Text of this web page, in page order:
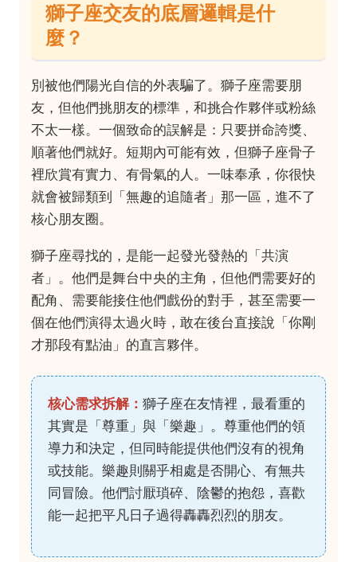
獅子座交友的底層邏輯是什
麼？
別被他們陽光自信的外表騙了。獅子座需要朋
友，但他們挑朋友的標準，和挑合作夥伴或粉絲
不太一樣。一個致命的誤解是：只要拼命誇獎、
順著他們就好。短期內可能有效，但獅子座骨子
裡欣賞有實力、有骨氣的人。一味奉承，你很快
就會被歸類到「無趣的追隨者」那一區，進不了
核心朋友圈。
獅子座尋找的，是能一起發光發熱的「共演
者」。他們是舞台中央的主角，但他們需要好的
配角、需要能接住他們戲份的對手，甚至需要一
個在他們演得太過火時，敢在後台直接說「你剛
才那段有點油」的直言夥伴。
核心需求拆解： 獅子座在友情裡，最看重的
其實是「尊重」與「樂趣」。尊重他們的領
導力和決定，但同時能提供他們沒有的視角
或技能。樂趣則關乎相處是否開心、有無共
同冒險。他們討厭瑣碎、陰鬱的抱怨，喜歡
能一起把平凡日子過得轟轟烈烈的朋友。